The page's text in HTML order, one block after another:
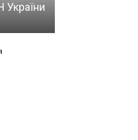
України